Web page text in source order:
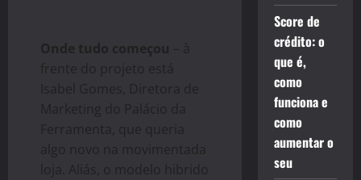
Onde tudo começou – à
frente do projeto está
Isabel Gomes, Diretora de
Marketing do Palácio da
Ferramenta, que queria
algo novo na movimentada
loja. Aliás, o modelo hibrido
Score de
crédito: o
que é,
como
funciona e
como
aumentar o
seu